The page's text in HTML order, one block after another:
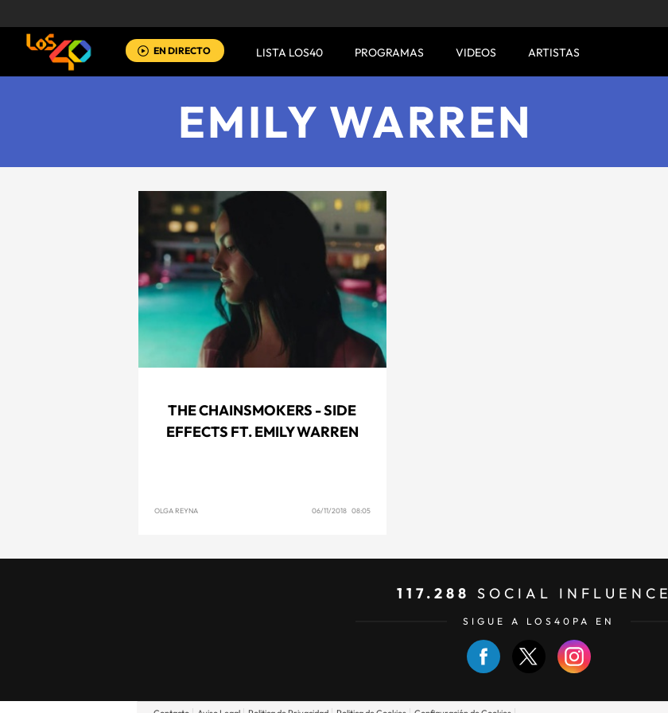
EN DIRECTO LISTA LOS40 PROGRAMAS VIDEOS ARTISTAS
EMILY WARREN
THE CHAINSMOKERS - SIDE
EFFECTS FT. EMILY WARREN
OLGA REYNA 06/11/2018 08:05
117.288 SOCIAL INFLUENCE
SIGUE A LOS40PA EN